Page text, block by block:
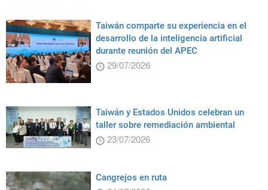
Taiwán comparte su experiencia en el
desarrollo de la inteligencia artificial
durante reunión del APEC
29/07/2026
Taiwán y Estados Unidos celebran un
taller sobre remediación ambiental
23/07/2026
Cangrejos en ruta